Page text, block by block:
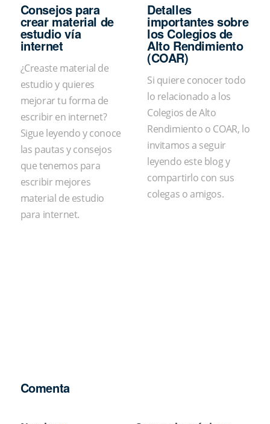
Consejos para
crear material de
estudio vía
internet
¿Creaste material de
estudio y quieres
mejorar tu forma de
escribir en internet?
Sigue leyendo y conoce
las pautas y consejos
que tenemos para
escribir mejores
material de estudio
para internet.
Detalles
importantes sobre
los Colegios de
Alto Rendimiento
(COAR)
Si quiere conocer todo
lo relacionado a los
Colegios de Alto
Rendimiento o COAR, lo
invitamos a seguir
leyendo este blog y
compartirlo con sus
colegas o amigos.
Comenta